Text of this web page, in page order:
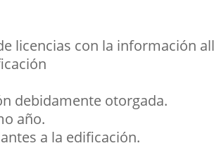
licencias con la información
debidamente otorgada.
año.
a la edificación.